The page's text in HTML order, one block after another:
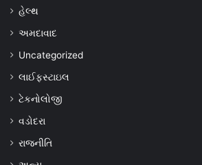
હેલ્થ
અમદાવાદ
Uncategorized
લાઈફસ્ટાઇલ
ટેકનોલોજી
વડોદરા
રાજનીતિ